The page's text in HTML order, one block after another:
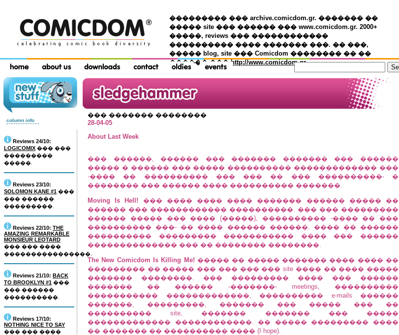
��������� ��� archive.comicdom.gr. ������� ��
����� site ��� ������ ��� www.comicdom.gr. 2000+
�����, reviews ��� ������������
���������� ���� ������� ���. �� ���,
����� blog, site ��� Comicdom �������� �� ��
������ ��� http://www.comicdom.gr
column info
Reviews 24/10:
LOGICOMIX ��� ���
���������
�����.
Reviews 23/10:
SOLOMON KANE #1 ���
��� ������
���������.
Reviews 22/10: THE
AMAZING REMARKABLE
MONSIEUR LEOTARD
��� ��� ����
����������������.
Reviews 21/10: BACK
TO BROOKLYN #1 ���
��� ������
����������.
Reviews 17/10:
NOTHING NICE TO SAY
��� ��� ����
��� ������� ��������
28-04-05
About Last Week
��� ������, ������ ��� ������� ������� ��� ������
����� � ������ ��� ����� ���������� ������������� ���
-���� �� ���������� ��� ��� �� ��� ����������- �
�������� ��� ������ ���� ���������� �������.
Moving Is Hell! ��� ���� ���� ���� ������� ������ ����� ��
������ ��� ������������ ����������. ��� ��� ���������
������ ����� ��� ���� (�����), ���������� -���� �� ���
���������� ���- �� ���� ������ ������. ���� �� ������
���������� ��������� ����������� ���� ��� ������
�������������� ��� �� �������� ��������.
The New Comicdom Is Killing Me! ����� �� ����� ������� ���� ���� ��
��������� �� ����� ��� ��� ��� ��� site ���� �� ���� �����
������� ��������. ��� ��������� ���� ��� ������
������� �� ������ -�������- meetings, ����������
����������� �������������, ���������� e-mails ������
�������, ���������, ������� ��� ����� ��� ��
���������� site, ������� ������� ��� �����
������������� ������������. �� ����� ��������� ����
�� ������� �� ���������� ���� (I hope).